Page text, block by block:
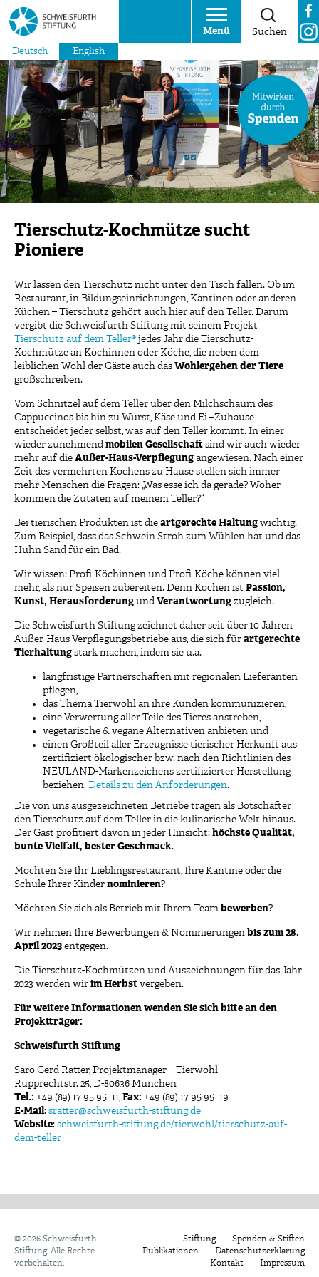
Menü Suchen
Deutsch English
Tierschutz-Kochmütze sucht
Pioniere
Wir lassen den Tierschutz nicht unter den Tisch fallen. Ob im
Restaurant, in Bildungseinrichtungen, Kantinen oder anderen
Küchen – Tierschutz gehört auch hier auf den Teller. Darum
vergibt die Schweisfurth Stiftung mit seinem Projekt
Tierschutz auf dem Teller® jedes Jahr die Tierschutz-
Kochmütze an Köchinnen oder Köche, die neben dem
leiblichen Wohl der Gäste auch das Wohlergehen der Tiere
großschreiben.
Vom Schnitzel auf dem Teller über den Milchschaum des
Cappuccinos bis hin zu Wurst, Käse und Ei –Zuhause
entscheidet jeder selbst, was auf den Teller kommt. In einer
wieder zunehmend mobilen Gesellschaft sind wir auch wieder
mehr auf die Außer-Haus-Verpflegung angewiesen. Nach einer
Zeit des vermehrten Kochens zu Hause stellen sich immer
mehr Menschen die Fragen: „Was esse ich da gerade? Woher
kommen die Zutaten auf meinem Teller?“
Bei tierischen Produkten ist die artgerechte Haltung wichtig.
Zum Beispiel, dass das Schwein Stroh zum Wühlen hat und das
Huhn Sand für ein Bad.
Wir wissen: Profi-Köchinnen und Profi-Köche können viel
mehr, als nur Speisen zubereiten. Denn Kochen ist Passion,
Kunst, Herausforderung und Verantwortung zugleich.
Die Schweisfurth Stiftung zeichnet daher seit über 10 Jahren
Außer-Haus-Verpflegungsbetriebe aus, die sich für artgerechte
Tierhaltung stark machen, indem sie u.a.
langfristige Partnerschaften mit regionalen Lieferanten
pflegen,
das Thema Tierwohl an ihre Kunden kommunizieren,
eine Verwertung aller Teile des Tieres anstreben,
vegetarische & vegane Alternativen anbieten und
einen Großteil aller Erzeugnisse tierischer Herkunft aus
zertifiziert ökologischer bzw. nach den Richtlinien des
NEULAND-Markenzeichens zertifizierter Herstellung
beziehen. Details zu den Anforderungen.
Die von uns ausgezeichneten Betriebe tragen als Botschafter
den Tierschutz auf dem Teller in die kulinarische Welt hinaus.
Der Gast profitiert davon in jeder Hinsicht: höchste Qualität,
bunte Vielfalt, bester Geschmack.
Möchten Sie Ihr Lieblingsrestaurant, Ihre Kantine oder die
Schule Ihrer Kinder nominieren?
Möchten Sie sich als Betrieb mit Ihrem Team bewerben?
Wir nehmen Ihre Bewerbungen & Nominierungen bis zum 28.
April 2023 entgegen.
Die Tierschutz-Kochmützen und Auszeichnungen für das Jahr
2023 werden wir im Herbst vergeben.
Für weitere Informationen wenden Sie sich bitte an den
Projektträger:
Schweisfurth Stiftung
Saro Gerd Ratter, Projektmanager – Tierwohl
Rupprechtstr. 25, D-80636 München
Tel.: +49 (89) 17 95 95 -11, Fax: +49 (89) 17 95 95 -19
E-Mail: sratter@schweisfurth-stiftung.de
Website: schweisfurth-stiftung.de/tierwohl/tierschutz-auf-
dem-teller
© 2026 Schweisfurth
Stiftung. Alle Rechte
vorbehalten.
Stiftung
Spenden & Stiften
Publikationen
Datenschutzerklärung
Kontakt
Impressum